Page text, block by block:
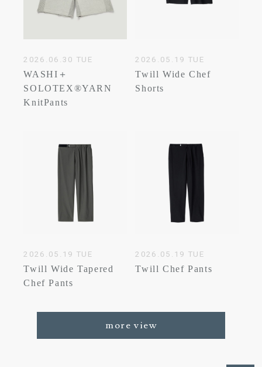
2026.06.30 TUE
WASHI＋
SOLOTEX®YARN
KnitPants
2026.05.19 TUE
Twill Wide Chef
Shorts
2026.05.19 TUE
Twill Wide Tapered
Chef Pants
2026.05.19 TUE
Twill Chef Pants
more view